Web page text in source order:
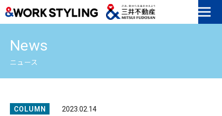
News
ニュース
COLUMN 2023.02.14